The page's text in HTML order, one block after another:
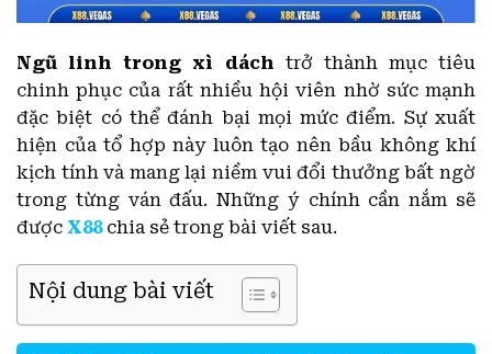
Ngũ linh trong xì dách trở thành mục tiêu
chinh phục của rất nhiều hội viên nhờ sức mạnh
đặc biệt có thể đánh bại mọi mức điểm. Sự xuất
hiện của tổ hợp này luôn tạo nên bầu không khí
kịch tính và mang lại niềm vui đổi thưởng bất ngờ
trong từng ván đấu. Những ý chính cần nắm sẽ
được X88chia sẻ trong bài viết sau.
Nội dung bài viết